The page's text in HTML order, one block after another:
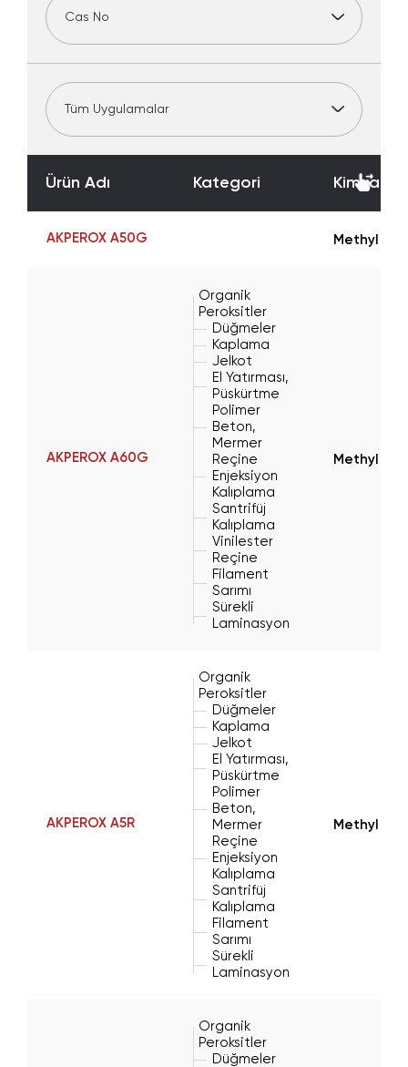
Ürün Adı Kategori Kimyasal
AKPEROX A50G Methyl
AKPEROX A60G
Organik
Peroksitler
Düğmeler
Kaplama
Jelkot
El Yatırması,
Püskürtme
Polimer
Beton,
Mermer
Reçine
Enjeksiyon
Kalıplama
Santrifüj
Kalıplama
Vinilester
Reçine
Filament
Sarımı
Sürekli
Laminasyon
Methyl
AKPEROX A5R
Organik
Peroksitler
Düğmeler
Kaplama
Jelkot
El Yatırması,
Püskürtme
Polimer
Beton,
Mermer
Reçine
Enjeksiyon
Kalıplama
Santrifüj
Kalıplama
Filament
Sarımı
Sürekli
Laminasyon
Methyl
Organik
Peroksitler
Düğmeler